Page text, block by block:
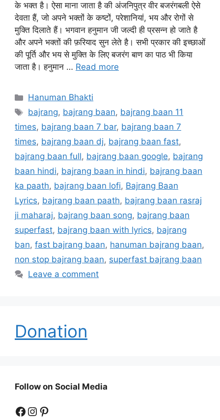
के भक्त है। ऐसा माना जाता है की अंजनिपुत्र वीर बजरंगबली ऐसे
देवता हैं, जो अपने भक्तों के कष्टों, परेशानियां, भय और रोगों से
मुक्ति दिलाते हैं। भगवान हनुमान जी जल्दी ही प्रसन्न हो जाते है
और अपने भक्तों की फ़रियाद सुन लेते है। सभी प्रकार की इच्छाओं
की पूर्ति और भय से मुक्ति के लिए बजरंग बाण का पाठ भी किया
जाता है। हनुमान … Read more
Categories
Hanuman Bhakti
Tags
bajrang, bajrang baan, bajrang baan 11
times, bajrang baan 7 bar, bajrang baan 7
times, bajrang baan dj, bajrang baan fast,
bajrang baan full, bajrang baan google, bajrang
baan hindi, bajrang baan in hindi, bajrang baan
ka paath, bajrang baan lofi, Bajrang Baan
Lyrics, bajrang baan paath, bajrang baan rasraj
ji maharaj, bajrang baan song, bajrang baan
superfast, bajrang baan with lyrics, bajrang
ban, fast bajrang baan, hanuman bajrang baan,
non stop bajrang baan, superfast bajrang baan
Leave a comment
Donation
Follow on Social Media
Facebook
Instagram
Pinterest